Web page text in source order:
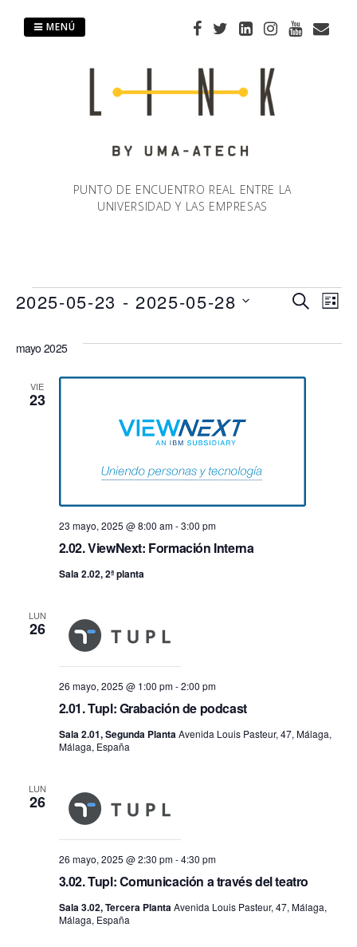
PUNTO DE ENCUENTRO REAL ENTRE LA
UNIVERSIDAD Y LAS EMPRESAS
MENÚ
Eventos
de
de
BUSCAR
de
2025-05-23 - 2025-05-28
la
mayo 2025
VIE
23
2.02. ViewNext: Formación Interna
23 mayo, 2025 @ 8:00 am-3:00 pm
Sala 2.02, 2ª planta
LUN
26
2.01. Tupl: Grabación de podcast
26 mayo, 2025 @ 1:00 pm-2:00 pm
Sala 2.01, Segunda PlantaAvenida Louis Pasteur, 47, Málaga,
Málaga, España
LUN
26
3.02. Tupl: Comunicación a través del teatro
26 mayo, 2025 @ 2:30 pm-4:30 pm
Sala 3.02, Tercera PlantaAvenida Louis Pasteur, 47, Málaga,
Málaga, España